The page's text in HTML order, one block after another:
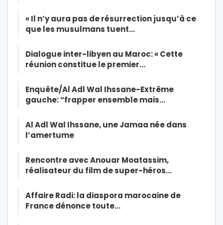
« Il n’y aura pas de résurrection jusqu’à ce
que les musulmans tuent…
Dialogue inter-libyen au Maroc: « Cette
réunion constitue le premier…
Enquête/Al Adl Wal Ihssane-Extrême
gauche: “frapper ensemble mais…
Al Adl Wal Ihssane, une Jamaa née dans
l’amertume
Rencontre avec Anouar Moatassim,
réalisateur du film de super-héros…
Affaire Radi: la diaspora marocaine de
France dénonce toute…